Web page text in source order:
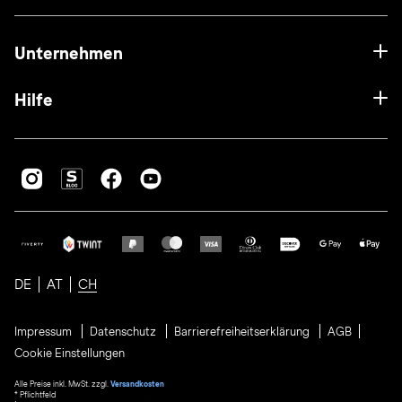
Unternehmen
Hilfe
DE AT CH
Impressum Datenschutz Barrierefreiheitserklärung
AGB
Cookie Einstellungen
Alle Preise inkl. MwSt. zzgl. Versandkosten
* Pflichtfeld